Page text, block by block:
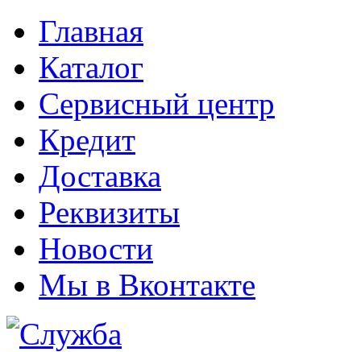
Главная
Каталог
Сервисный центр
Кредит
Доставка
Реквизиты
Новости
Мы в Вконтакте